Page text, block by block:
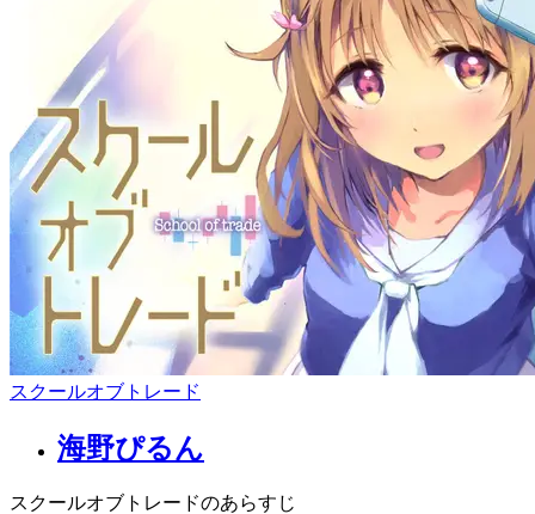
スクールオブトレード
海野ぴるん
スクールオブトレードのあらすじ